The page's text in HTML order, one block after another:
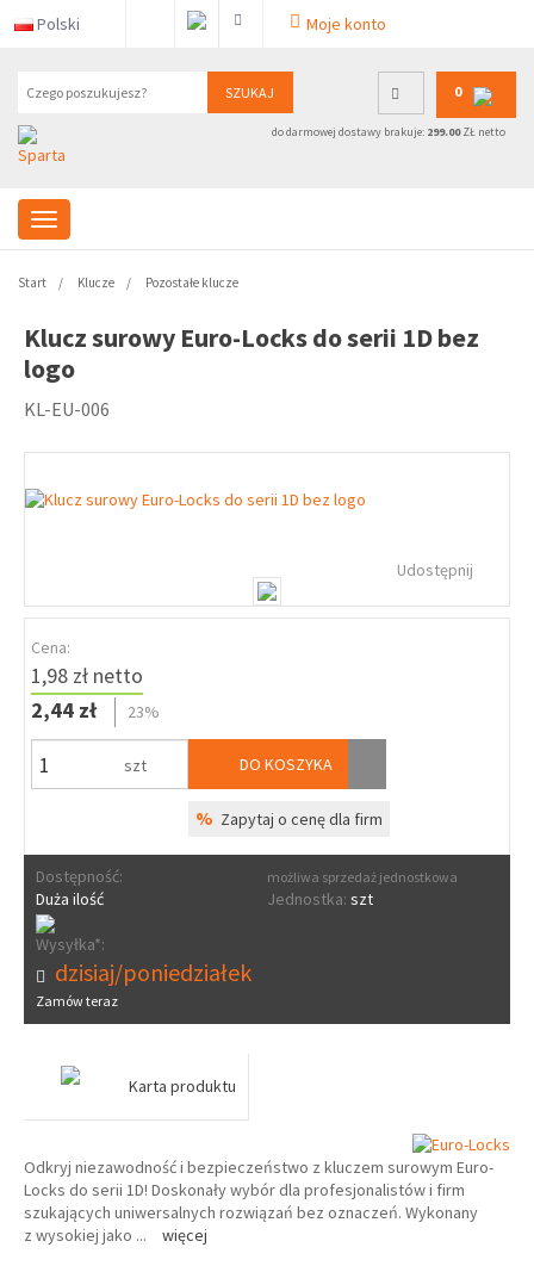
Polski Moje konto
SZUKAJ 0
do darmowej dostawy brakuje: 299.00ZŁ netto
Start Klucze Pozostałe klucze
Klucz surowy Euro-Locks do serii 1D bez
logo
KL-EU-006
Udostępnij
Cena:
1,98 zł netto
2,44 zł
23%
szt DO KOSZYKA
% Zapytaj o cenę dla firm
Dostępność:
Duża ilość
możliwa sprzedaż jednostkowa
Jednostka: szt
Wysyłka*:
dzisiaj/poniedziałek
Zamów teraz
Karta produktu
Odkryj niezawodność i bezpieczeństwo z kluczem surowym Euro-
Locks do serii 1D! Doskonały wybór dla profesjonalistów i firm
szukających uniwersalnych rozwiązań bez oznaczeń. Wykonany
z wysokiej jako ... więcej